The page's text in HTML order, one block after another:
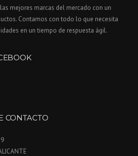
mejores marcas del mercado con un
Contamos con todo lo que necesita
en un tiempo de respuesta ágil.
CONTACTO